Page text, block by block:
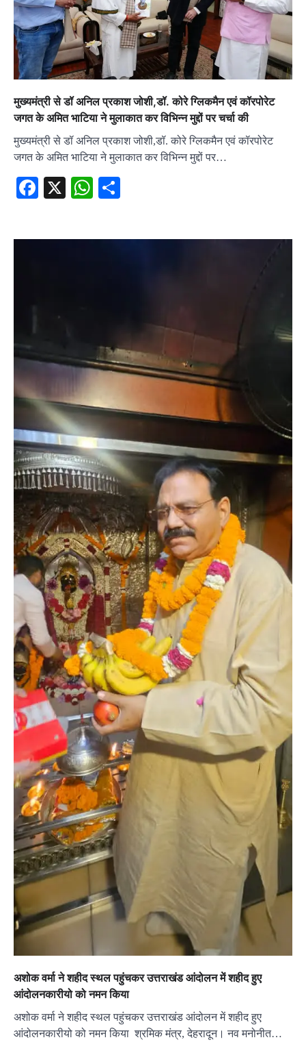
मुख्यमंत्री से डॉ अनिल प्रकाश जोशी,डॉ. कोरे ग्लिकमैन एवं कॉरपोरेट
जगत के अमित भाटिया ने मुलाकात कर विभिन्न मुद्दों पर चर्चा की
मुख्यमंत्री से डॉ अनिल प्रकाश जोशी,डॉ. कोरे ग्लिकमैन एवं कॉरपोरेट
जगत के अमित भाटिया ने मुलाकात कर विभिन्न मुद्दों पर…
Facebook
X WhatsApp
अशोक वर्मा ने शहीद स्थल पहुंचकर उत्तराखंड आंदोलन में शहीद हुए
आंदोलनकारीयो को नमन किया
अशोक वर्मा ने शहीद स्थल पहुंचकर उत्तराखंड आंदोलन में शहीद हुए
आंदोलनकारीयो को नमन किया श्रमिक मंत्र, देहरादून। नव मनोनीत…